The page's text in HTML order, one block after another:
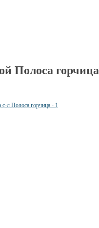
Полоса горчица